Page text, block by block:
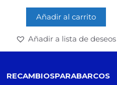
Añadir al carrito
Añadir a lista de deseos
RECAMBIOSPARABARCOS